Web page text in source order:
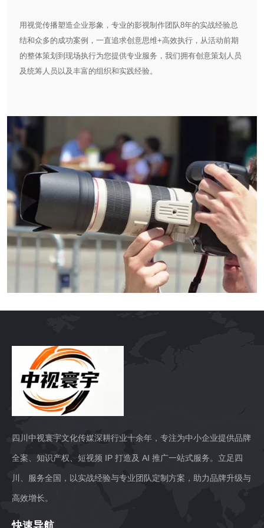
用视觉传播塑造企业形象，专业的影视制作团队8年的实战经验总
结和众多的成功案例，一直追求创意思维+高效执行，从活动前期
的整体策划到现场执行为您提供专业服务，我们拥有创意策划人员
及统筹人员以及丰富的组织和实践经验。
四川中视寰宇文化传媒深耕行业十余年，专注为中小企业提供品牌
全案、知识产权、短视频 IP 打造及 AI 推广一站式服务。立足四
川、服务全国，以实战经验与专业团队定制方案，助力品牌升级与
高效增长。